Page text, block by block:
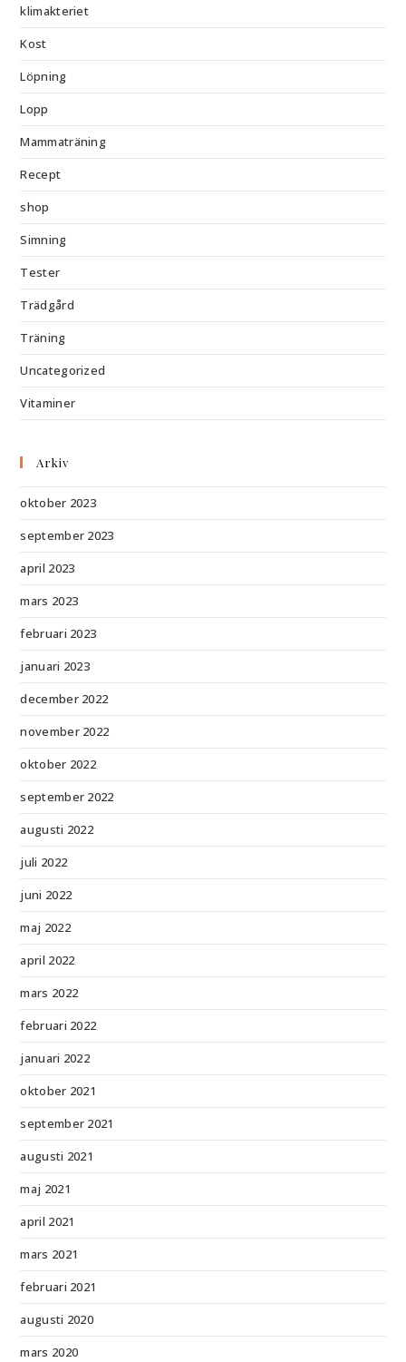
klimakteriet
Kost
Löpning
Lopp
Mammaträning
Recept
shop
Simning
Tester
Trädgård
Träning
Uncategorized
Vitaminer
Arkiv
oktober 2023
september 2023
april 2023
mars 2023
februari 2023
januari 2023
december 2022
november 2022
oktober 2022
september 2022
augusti 2022
juli 2022
juni 2022
maj 2022
april 2022
mars 2022
februari 2022
januari 2022
oktober 2021
september 2021
augusti 2021
maj 2021
april 2021
mars 2021
februari 2021
augusti 2020
mars 2020